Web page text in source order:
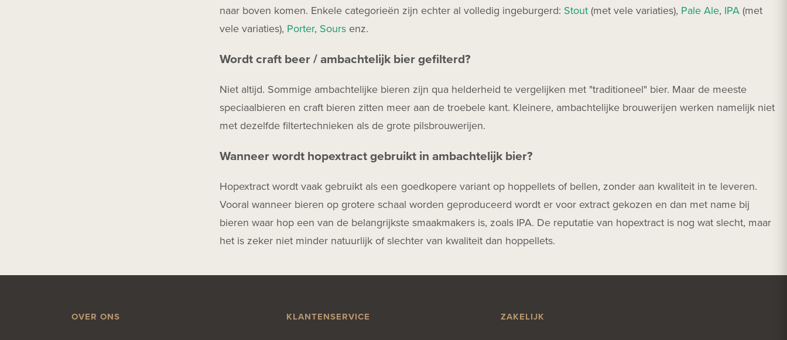
naar boven komen. Enkele categorieën zijn echter al volledig ingeburgerd: Stout (met vele variaties), Pale Ale, IPA (met
vele variaties), Porter, Sours enz.
Wordt craft beer / ambachtelijk bier gefilterd?
Niet altijd. Sommige ambachtelijke bieren zijn qua helderheid te vergelijken met "traditioneel" bier. Maar de meeste
speciaalbieren en craft bieren zitten meer aan de troebele kant. Kleinere, ambachtelijke brouwerijen werken namelijk niet
met dezelfde filtertechnieken als de grote pilsbrouwerijen.
Wanneer wordt hopextract gebruikt in ambachtelijk bier?
Hopextract wordt vaak gebruikt als een goedkopere variant op hoppellets of bellen, zonder aan kwaliteit in te leveren.
Vooral wanneer bieren op grotere schaal worden geproduceerd wordt er voor extract gekozen en dan met name bij
bieren waar hop een van de belangrijkste smaakmakers is, zoals IPA. De reputatie van hopextract is nog wat slecht, maar
het is zeker niet minder natuurlijk of slechter van kwaliteit dan hoppellets.
OVER ONS KLANTENSERVICE ZAKELIJK